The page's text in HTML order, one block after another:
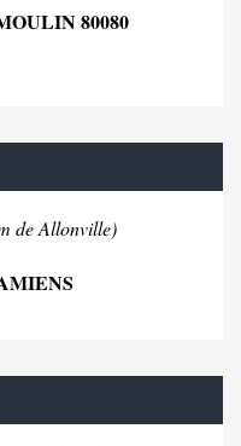
80080
de Allonville)